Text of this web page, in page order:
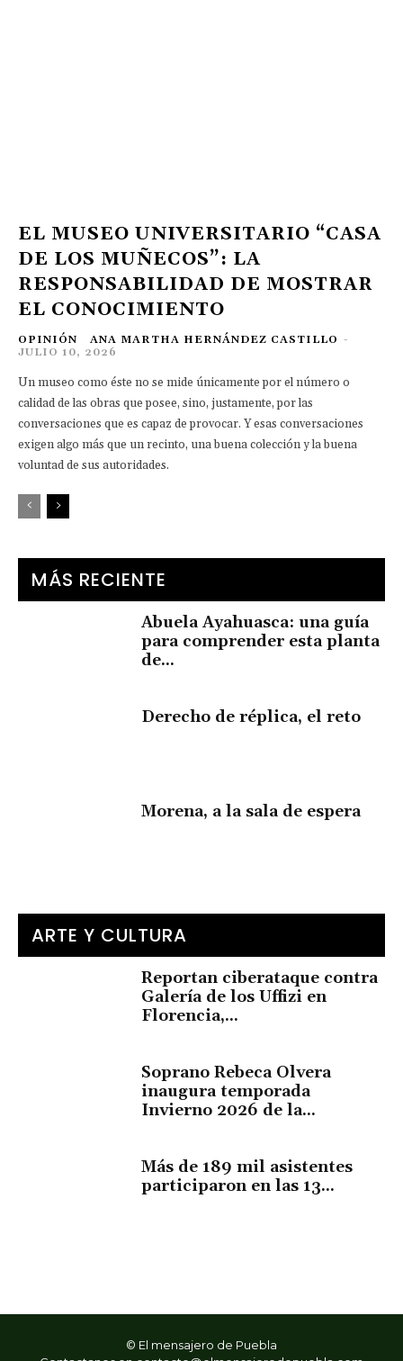
EL MUSEO UNIVERSITARIO “CASA
DE LOS MUÑECOS”: LA
RESPONSABILIDAD DE MOSTRAR
EL CONOCIMIENTO
OPINIÓN ANA MARTHA HERNÁNDEZ CASTILLO -
JULIO 10, 2026
Un museo como éste no se mide únicamente por el número o
calidad de las obras que posee, sino, justamente, por las
conversaciones que es capaz de provocar. Y esas conversaciones
exigen algo más que un recinto, una buena colección y la buena
voluntad de sus autoridades.
MÁS RECIENTE
Abuela Ayahuasca: una guía
para comprender esta planta
de...
Derecho de réplica, el reto
Morena, a la sala de espera
ARTE Y CULTURA
Reportan ciberataque contra
Galería de los Uffizi en
Florencia,...
Soprano Rebeca Olvera
inaugura temporada
Invierno 2026 de la...
Más de 189 mil asistentes
participaron en las 13...
© El mensajero de Puebla